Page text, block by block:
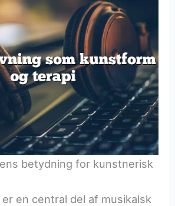
betydning for kunstnerisk
en central del af musikalsk